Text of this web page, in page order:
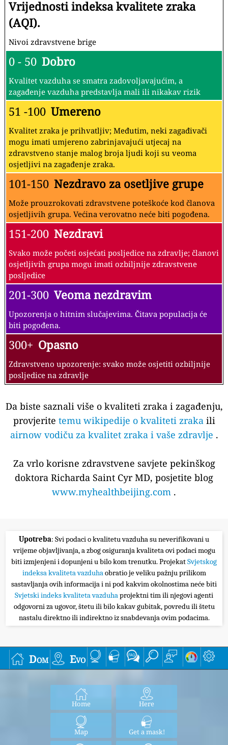
Vrijednosti indeksa kvalitete zraka
(AQI).
Nivoi zdravstvene brige
0 - 50 Dobro
Kvalitet vazduha se smatra zadovoljavajućim, a
zagađenje vazduha predstavlja mali ili nikakav rizik
51 -100 Umereno
Kvalitet zraka je prihvatljiv; Međutim, neki zagađivači
mogu imati umjereno zabrinjavajući utjecaj na
zdravstveno stanje malog broja ljudi koji su veoma
osjetljivi na zagađenje zraka.
101-150 Nezdravo za osetljive grupe
Može prouzrokovati zdravstvene poteškoće kod članova
osjetljivih grupa. Većina verovatno neće biti pogođena.
151-200 Nezdravi
Svako može početi osjećati posljedice na zdravlje; članovi
osjetljivih grupa mogu imati ozbiljnije zdravstvene
posljedice
201-300 Veoma nezdravim
Upozorenja o hitnim slučajevima. Čitava populacija će
biti pogođena.
300+ Opasno
Zdravstveno upozorenje: svako može osjetiti ozbiljnije
posljedice na zdravlje
Da biste saznali više o kvaliteti zraka i zagađenju,
provjerite temu wikipedije o kvaliteti zrakaili
airnow vodiču za kvalitet zraka i vaše zdravlje .
Za vrlo korisne zdravstvene savjete pekinškog
doktora Richarda Saint Cyr MD, posjetite blog
www.myhealthbeijing.com .
Upotreba: Svi podaci o kvalitetu vazduha su neverifikovani u
vrijeme objavljivanja, a zbog osiguranja kvaliteta ovi podaci mogu
biti izmjenjeni i dopunjeni u bilo kom trenutku. ProjekatSvjetskog
indeksa kvaliteta vazduhaobratio je veliku pažnju prilikom
sastavljanja ovih informacija i ni pod kakvim okolnostima neće biti
Svjetski indeks kvaliteta vazduhaprojektni tim ili njegovi agenti
odgovorni za ugovor, štetu ili bilo kakav gubitak, povredu ili štetu
nastalu direktno ili indirektno iz snabdevanja ovim podacima.
Dom Evo
Home Here
Map Get a mask!